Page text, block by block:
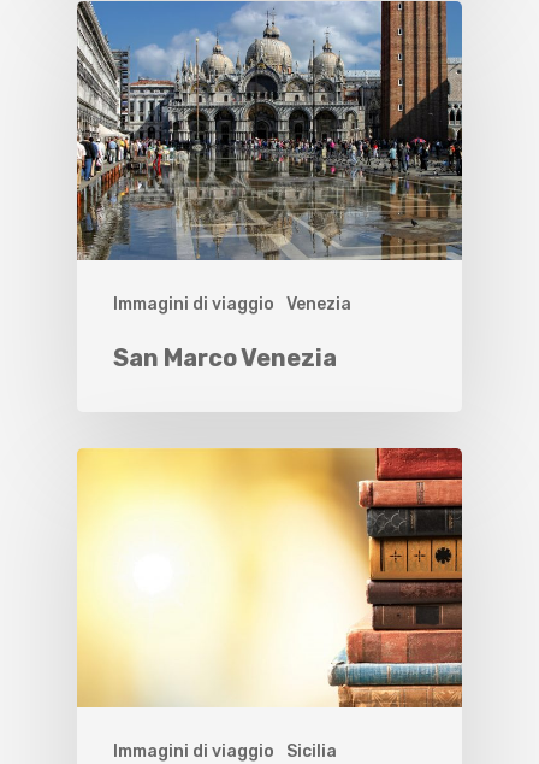
Immagini di viaggio Venezia
San Marco Venezia
Immagini di viaggio Sicilia